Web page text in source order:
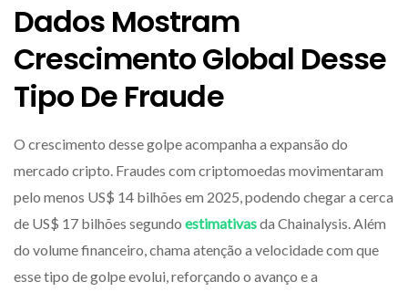
Dados Mostram
Crescimento Global Desse
Tipo De Fraude
O crescimento desse golpe acompanha a expansão do
mercado cripto. Fraudes com criptomoedas movimentaram
pelo menos US$ 14 bilhões em 2025, podendo chegar a cerca
de US$ 17 bilhões segundo estimativasda Chainalysis. Além
do volume financeiro, chama atenção a velocidade com que
esse tipo de golpe evolui, reforçando o avanço e a